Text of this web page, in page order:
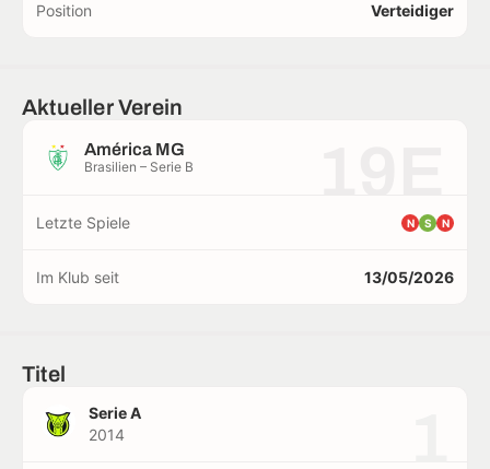
Position Verteidiger
Aktueller Verein
América MG
Brasilien – Serie B
Letzte Spiele N S N
Im Klub seit 13/05/2026
Titel
Serie A
2014